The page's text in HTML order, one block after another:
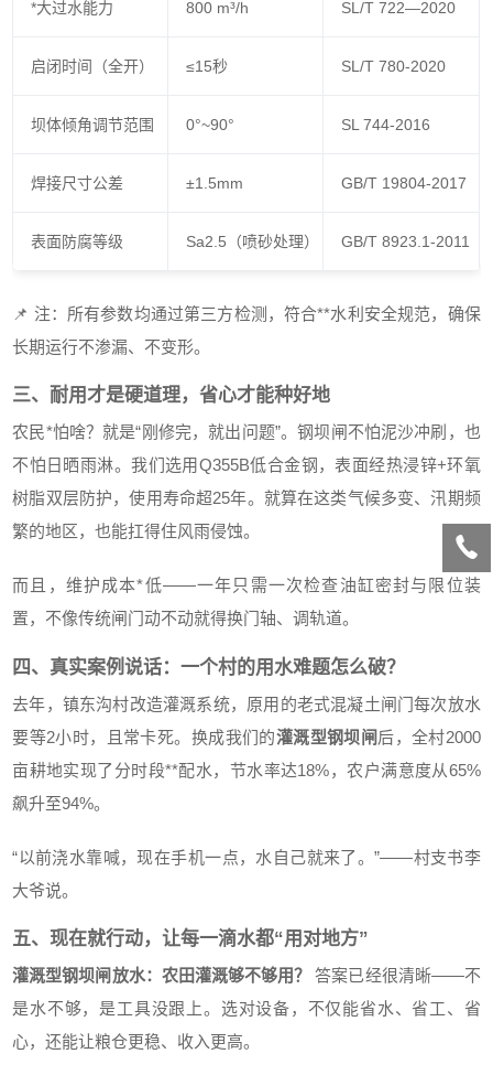
*大过水能力 800 m³/h SL/T 722—2020
启闭时间（全开） ≤15秒 SL/T 780-2020
坝体倾角调节范围 0°~90° SL 744-2016
焊接尺寸公差 ±1.5mm GB/T 19804-2017
表面防腐等级 Sa2.5（喷砂处理） GB/T 8923.1-2011
📌 注：所有参数均通过第三方检测，符合**水利安全规范，确保
长期运行不渗漏、不变形。
三、耐用才是硬道理，省心才能种好地
农民*怕啥？就是“刚修完，就出问题”。钢坝闸不怕泥沙冲刷，也
不怕日晒雨淋。我们选用Q355B低合金钢，表面经热浸锌+环氧
树脂双层防护，使用寿命超25年。就算在这类气候多变、汛期频
繁的地区，也能扛得住风雨侵蚀。
而且，维护成本*低——一年只需一次检查油缸密封与限位装
置，不像传统闸门动不动就得换门轴、调轨道。
四、真实案例说话：一个村的用水难题怎么破？
去年，镇东沟村改造灌溉系统，原用的老式混凝土闸门每次放水
要等2小时，且常卡死。换成我们的灌溉型钢坝闸后，全村2000
亩耕地实现了分时段**配水，节水率达18%，农户满意度从65%
飙升至94%。
“以前浇水靠喊，现在手机一点，水自己就来了。”——村支书李
大爷说。
五、现在就行动，让每一滴水都“用对地方”
灌溉型钢坝闸放水：农田灌溉够不够用？
答案已经很清晰——不
是水不够，是工具没跟上。选对设备，不仅能省水、省工、省
心，还能让粮仓更稳、收入更高。